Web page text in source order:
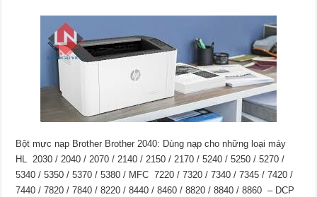
Bột mực nạp Brother Brother 2040: Dùng nạp cho những loại máy
HL 2030 / 2040 / 2070 / 2140 / 2150 / 2170 / 5240 / 5250 / 5270 /
5340 / 5350 / 5370 / 5380 / MFC 7220 / 7320 / 7340 / 7345 / 7420 /
7440 / 7820 / 7840 / 8220 / 8440 / 8460 / 8820 / 8840 / 8860 – DCP